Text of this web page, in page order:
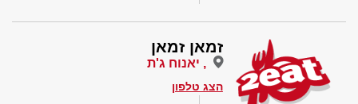
זמאן זמאן
, יאנוח ג'ת
הצג טלפון